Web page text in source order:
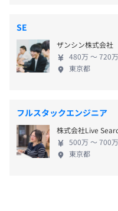
主にコンピューター専
スキル面については、
者の取得者が多く在籍
験合格者が数名在籍して
業務系スキルについて
昇給：年1回（4月）
保険）
導入／インフラ関連／業務効
ーション事業部 〜金融
ションと信頼性の高い
用金庫さま保有の独
お客さまからの要望に
しています。長年の経
て求められる、より高
し、お客さまより極
SE
ザンシン株式会社
480万 〜 720
東京都
フルスタックエンジニア
株式会社Live
500万 〜 700
東京都